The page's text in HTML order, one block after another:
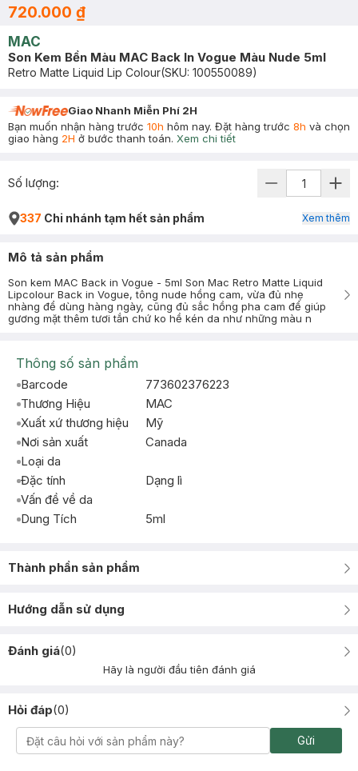
720.000 ₫
MAC
Son Kem Bền Màu MAC Back In Vogue Màu Nude 5ml
Retro Matte Liquid Lip Colour(SKU: 100550089)
Giao Nhanh Miễn Phí 2H
Bạn muốn nhận hàng trước 10h hôm nay. Đặt hàng trước 8h và chọn
giao hàng 2H ở bước thanh toán. Xem chi tiết
Số lượng:
337 Chi nhánh tạm hết sản phẩm Xem thêm
Mô tả sản phẩm
Son kem MAC Back in Vogue - 5ml Son Mac Retro Matte Liquid
Lipcolour Back in Vogue, tông nude hồng cam, vừa đủ nhẹ
nhàng để dùng hàng ngày, cũng đủ sắc hồng pha cam để giúp
gương mặt thêm tươi tắn chứ ko hề kén da như những màu n
Thông số sản phẩm
Barcode
773602376223
Thương Hiệu
MAC
Xuất xứ thương hiệu
Mỹ
Nơi sản xuất
Canada
Loại da
Đặc tính
Dạng lì
Vấn đề về da
Dung Tích
5ml
Thành phần sản phẩm
Hướng dẫn sử dụng
Đánh giá(0)
Hãy là người đầu tiên đánh giá
Hỏi đáp(0)
Gửi